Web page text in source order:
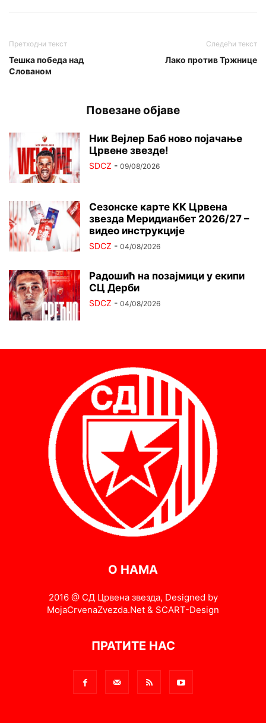
Претходни текст
Тешка победа над
Слованом
Следећи текст
Лако против Тржнице
Повезане објаве
Ник Вејлер Баб ново појачање
Црвене звезде!
SDCZ - 09/08/2026
Сезонске карте КК Црвена
звезда Меридианбет 2026/27 –
видео инструкције
SDCZ - 04/08/2026
Радошић на позајмици у екипи
СЦ Дерби
SDCZ - 04/08/2026
О НАМА
2016 @ СД Црвена звезда, Designed by
MojaCrvenaZvezda.Net & SCART-Design
ПРАТИТЕ НАС